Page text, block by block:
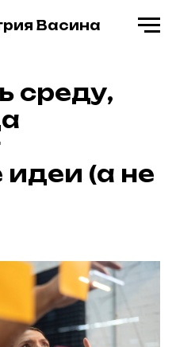
Васина
среду,
(а не